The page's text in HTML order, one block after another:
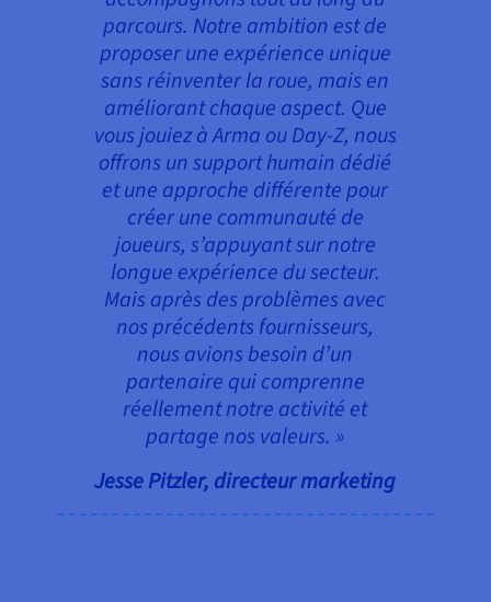
parcours. Notre ambition est de
proposer une expérience unique
sans réinventer la roue, mais en
améliorant chaque aspect. Que
vous jouiez à Arma ou Day-Z, nous
offrons un support humain dédié
et une approche différente pour
créer une communauté de
joueurs, s’appuyant sur notre
longue expérience du secteur.
Mais après des problèmes avec
nos précédents fournisseurs,
nous avions besoin d’un
partenaire qui comprenne
réellement notre activité et
partage nos valeurs. »
Jesse Pitzler, directeur marketing